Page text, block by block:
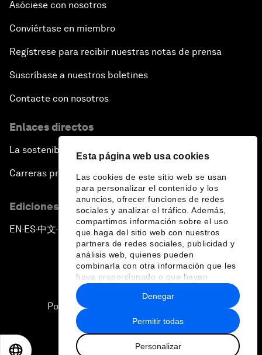
Esta página web usa cookies
Las cookies de este sitio web se usan
para personalizar el contenido y los
anuncios, ofrecer funciones de redes
sociales y analizar el tráfico. Además,
compartimos información sobre el uso
que haga del sitio web con nuestros
partners de redes sociales, publicidad y
análisis web, quienes pueden
combinarla con otra información que les
haya proporcionado o que hayan
recopilado a partir del uso que haya
hecho de sus servicios.
Permitir todas
Personalizar
Denegar
Asóciese con nosotros
Conviértase en miembro
Regístrese para recibir nuestras notas de prensa
Suscríbase a nuestros boletines
Contacte con nosotros
Enlaces directos
La sostenibilidad en el Foro
Carreras profesionales
Ediciones en otros idiomas
EN ▪ES▪中文▪ 日本語
Política de privacidad y normas de uso
Sitemap
2026 Foro Económico Mundial